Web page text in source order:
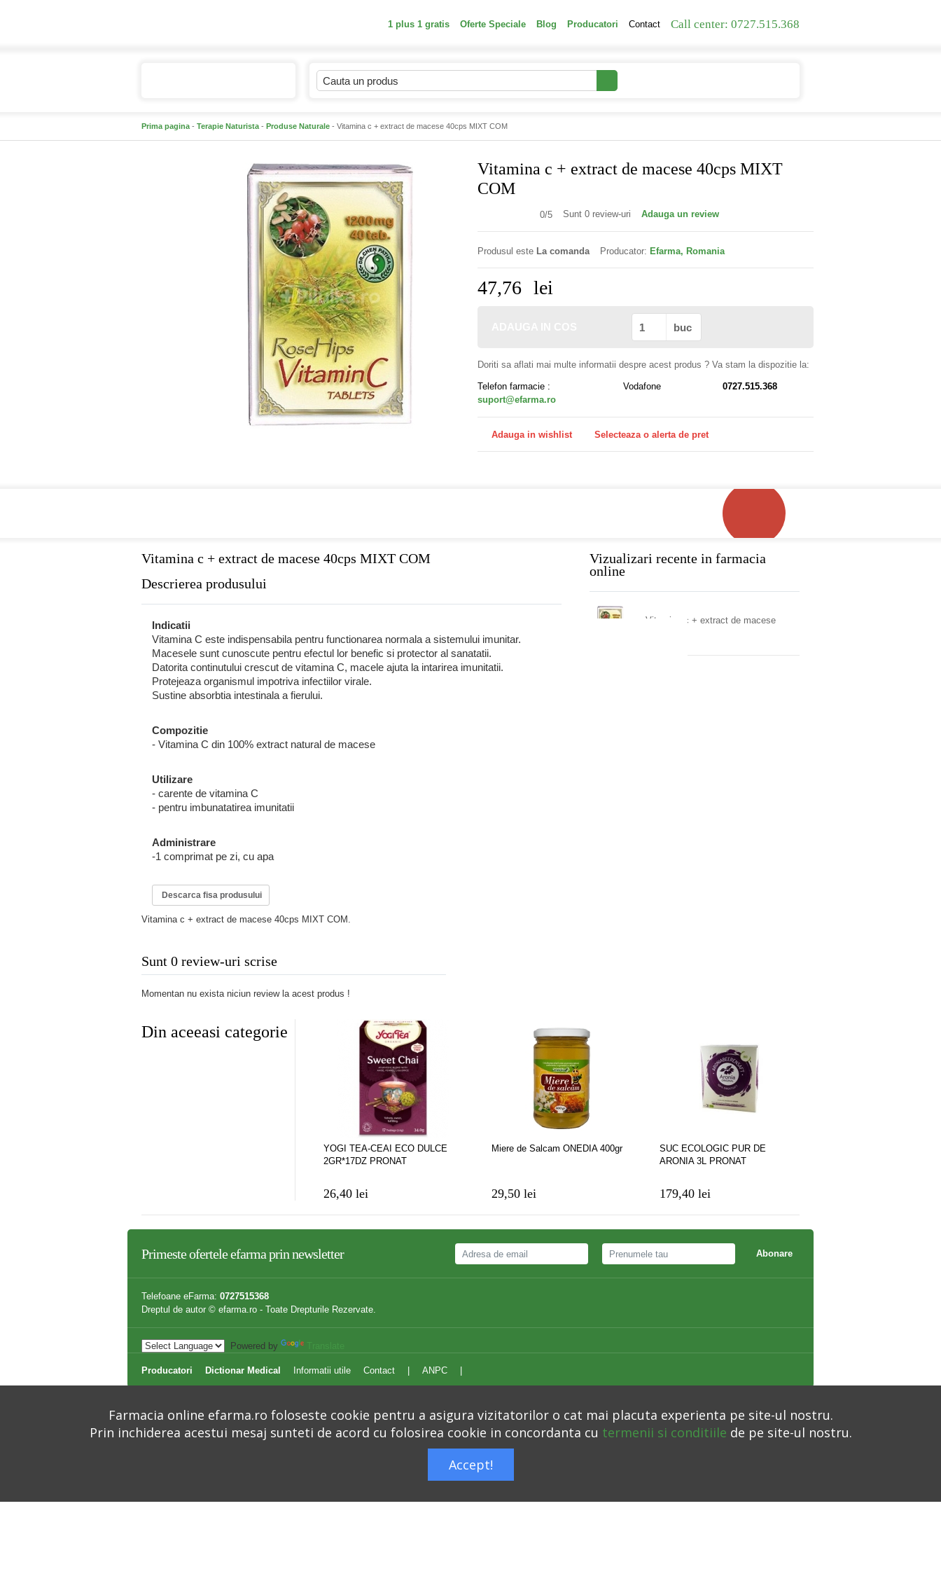
1 plus 1 gratis Oferte Speciale Blog Producatori Contact Call center: 0727.515.368
Prima pagina - Terapie Naturista - Produse Naturale - Vitamina c + extract de macese 40cps MIXT COM
Vitamina c + extract de macese 40cps MIXT
COM
0/5 Sunt 0 review-uri Adauga un review
Produsul este La comanda Producator: Efarma, Romania
47,76 lei
buc
Doriti sa aflati mai multe informatii despre acest produs ? Va stam la dispozitie la:
Telefon farmacie : Vodafone
0727.515.368
suport@efarma.ro
Adauga in wishlist Selecteaza o alerta de pret
Vitamina c + extract de macese 40cps MIXT COM
Descrierea produsului
Indicatii
Vitamina C este indispensabila pentru functionarea normala a sistemului imunitar.
Macesele sunt cunoscute pentru efectul lor benefic si protector al sanatatii.
Datorita continutului crescut de vitamina C, macele ajuta la intarirea imunitatii.
Protejeaza organismul impotriva infectiilor virale.
Sustine absorbtia intestinala a fierului.
Compozitie
- Vitamina C din 100% extract natural de macese
Utilizare
- carente de vitamina C
- pentru imbunatatirea imunitatii
Administrare
-1 comprimat pe zi, cu apa
Descarca fisa produsului
Vitamina c + extract de macese 40cps MIXT COM.
Sunt 0 review-uri scrise
Momentan nu exista niciun review la acest produs !
Vizualizari recente in farmacia
online
Vitamina c + extract de macese
Din aceeasi categorie
YOGI TEA-CEAI ECO DULCE
2GR*17DZ PRONAT
26,40 lei
Miere de Salcam ONEDIA 400gr
29,50 lei
SUC ECOLOGIC PUR DE
ARONIA 3L PRONAT
179,40 lei
Primeste oferteleefarmaprin newsletter Abonare
Telefoane eFarma: 0727515368
Dreptul de autor © efarma.ro - Toate Drepturile Rezervate.
Powered by
Producatori Dictionar Medical Informatii utile Contact ANPC
Autoritatea Nationala pentru Protectia Consumatorilor –
Farmacia online efarma.ro foloseste cookie pentru a asigura vizitatorilor o cat mai placuta experienta pe site-ul nostru.
Prin inchiderea acestui mesaj sunteti de acord cu folosirea cookie in concordanta cu termenii si conditiile de pe site-ul nostru.
Accept!